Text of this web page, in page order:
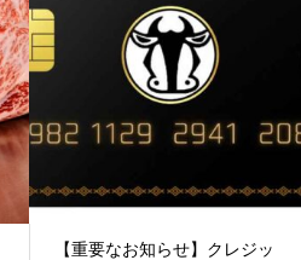
【重要なお知らせ】クレジッ